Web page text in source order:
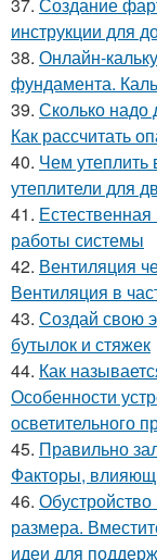
инструкции для
38. Онлайн-
фундамента.
39. Сколько надо
Как рассчитать
40. Чем
утеплители для
41.
работы системы
42. Вентиляция
Вентиляция в
43. Создай свою
бутылок и стяжек
44. Как
Особенности
осветительного
45. Правильно
Факторы,
46.
размера.
идеи для